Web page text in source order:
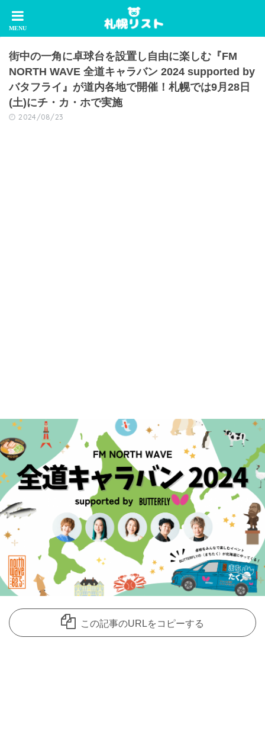
街中の一角に卓球台を設置し自由に楽しむ『FM
NORTH WAVE 全道キャラバン 2024 supported by
バタフライ』が道内各地で開催！札幌では9月28日
(土)にチ・カ・ホで実施
2024/08/23
この記事のURLをコピーする